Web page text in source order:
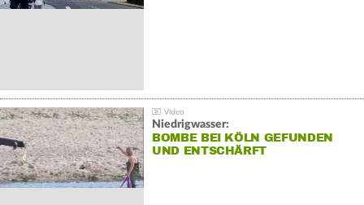
Niedrigwasser:
BOMBE BEI KÖLN GEFUNDEN
UND ENTSCHÄRFT